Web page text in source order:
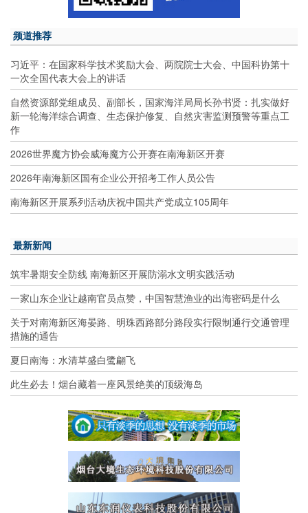
频道推荐
习近平：在国家科学技术奖励大会、两院院士大会、中国科协第十
一次全国代表大会上的讲话
自然资源部党组成员、副部长，国家海洋局局长孙书贤：扎实做好
新一轮海洋综合调查、生态保护修复、自然灾害监测预警等重点工
作
2026世界魔方协会威海魔方公开赛在南海新区开赛
2026年南海新区国有企业公开招考工作人员公告
南海新区开展系列活动庆祝中国共产党成立105周年
最新新闻
筑牢暑期安全防线 南海新区开展防溺水文明实践活动
一家山东企业让越南官员点赞，中国智慧渔业的出海密码是什么
关于对南海新区海晏路、明珠西路部分路段实行限制通行交通管理
措施的通告
夏日南海：水清草盛白鹭翩飞
此生必去！烟台藏着一座风景绝美的顶级海岛